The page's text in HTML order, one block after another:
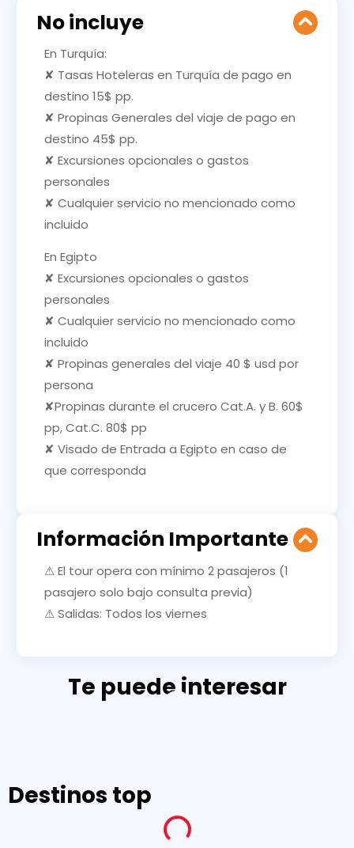
No incluye
En Turquía:
✘ Tasas Hoteleras en Turquía de pago en
destino 15$ pp.
✘ Propinas Generales del viaje de pago en
destino 45$ pp.
✘ Excursiones opcionales o gastos
personales
✘ Cualquier servicio no mencionado como
incluido
En Egipto
✘ Excursiones opcionales o gastos
personales
✘ Cualquier servicio no mencionado como
incluido
✘ Propinas generales del viaje 40 $ usd por
persona
✘Propinas durante el crucero Cat.A. y B. 60$
pp, Cat.C. 80$ pp
✘ Visado de Entrada a Egipto en caso de
que corresponda
Información Importante
⚠ El tour opera con mínimo 2 pasajeros (1
pasajero solo bajo consulta previa)
⚠ Salidas: Todos los viernes
Te puede interesar
Destinos top